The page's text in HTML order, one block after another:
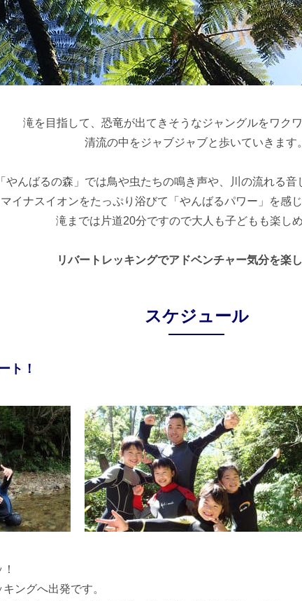
滝を目指して、恐竜が出てきそうなジャングルをワクワ
清流の中をジャブジャブと歩いていきます。
「やんばるの森」では鳥や虫たちの鳴き声や、川の流れる音
マイナスイオンをたっぷり浴びて「やんばるパワー」を感
滝までは片道20分ですので大人も子どもも楽しめ
リバートレッキングでアドベンチャー気分を楽し
スケジュール
ト！
ングへ出発です。